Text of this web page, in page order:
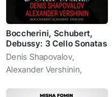
Boccherini, Schubert,
Debussy: 3 Cello Sonatas
Denis Shapovalov,
Alexander Vershinin,